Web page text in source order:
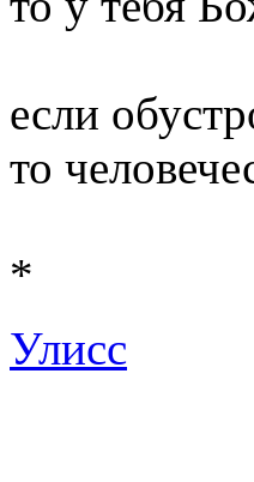
если
то
*
Улисс